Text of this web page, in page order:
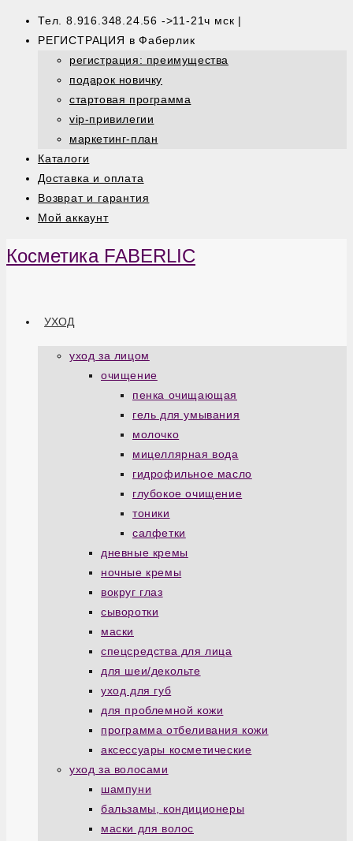
Тел. 8.916.348.24.56 ->11-21ч мск |
РЕГИСТРАЦИЯ в Фаберлик
регистрация: преимущества
подарок новичку
стартовая программа
vip-привилегии
маркетинг-план
Каталоги
Доставка и оплата
Возврат и гарантия
Мой аккаунт
Косметика FABERLIC
УХОД
уход за лицом
очищение
пенка очищающая
гель для умывания
молочко
мицеллярная вода
гидрофильное масло
глубокое очищение
тоники
салфетки
дневные кремы
ночные кремы
вокруг глаз
сыворотки
маски
спецсредства для лица
для шеи/декольте
уход для губ
для проблемной кожи
программа отбеливания кожи
аксессуары косметические
уход за волосами
шампуни
бальзамы, кондиционеры
маски для волос